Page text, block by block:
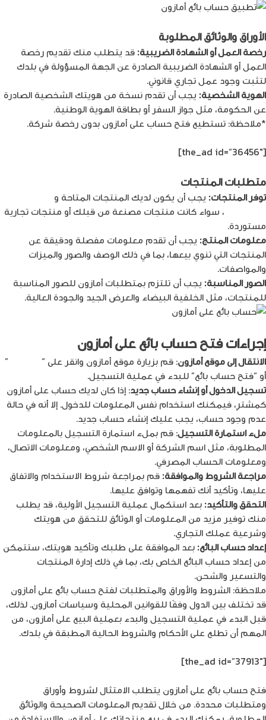
الأوراق والوثائق المطلوبة
رخصة العمل أو الشهادة الضريبية: قد يتطلب منك تقديم رخصة
العمل أو الشهادة الضريبية الصادرة عن الجهة المسؤولة في بلدك
لتثبت وجود عمل تجاري قانوني.
الهوية الشخصية: يجب أن تقدم نسخة من هويتك الشخصية الصادرة
عن الحكومة، مثل جواز السفر أو بطاقة الهوية الوطنية.
*ملاحظة: تستطيع فتح حساب على أمازون بدون رخصة شركة.
[the_ad id=”36456″]
متطلبات المنتجات
توفر المنتجات: يجب أن يكون لديك المنتجات المتاحة و
، سواء كانت منتجات مصنعة من قبلك أو منتجات تجارية
مستوردة.
معلومات المنتج: يجب أن تقدم معلومات مفصلة ودقيقة عن
المنتجات التي تنوي بيعها، بما في ذلك الوصف والصور والميزات
والمواصفات.
الصور المناسبة: يجب أن تلتزم بمتطلبات أمازون للصور المناسبة
للمنتجات، مثل الخلفية البيضاء والعرض الجيد والجودة العالية.
إجراءات فتح حساب بائع على أمازون
الانتقال إلى موقع أمازون: قم بزيارة موقع أمازون وانقر على “
”
أو “فتح حساب بائع” للبدء في عملية التسجيل.
تسجيل الدخول أو إنشاء حساب جديد: إذا كان لديك حساب على أمازون
كمشترٍ، فيمكنك استخدام نفس المعلومات للدخول. إلا أنه في حالة
عدم وجود حساب، يجب عليك إنشاء حساب جديد.
ملء استمارة التسجيل: قم بملء استمارة التسجيل بالمعلومات
المطلوبة، مثل اسم الشركة أو الاسم الشخصي، ومعلومات الاتصال،
ومعلومات الحساب المصرفي.
مراجعة الشروط والموافقة: قم بمراجعة شروط الاستخدام والاتفاق
عليها، وتأكيد أنك تفهمها وتوافق عليها.
التحقق والتأكيد: بعد استكمال عملية التسجيل الأولية، قد يطلب
منك توفير مزيد من المعلومات أو الوثائق للتحقق من هويتك
وشرعية عملك التجاري.
إعداد حساب البائع: بعد الموافقة على طلبك وتأكيد هويتك، ستتمكن
من إعداد حساب البائع الخاص بك، بما في ذلك إدارة المنتجات
والتسعير والشحن.
ملاحظة: الشروط والأوراق والمتطلبات لفتح حساب بائع على أمازون
قد تختلف بين الدول وفقًا للقوانين المحلية وسياسات أمازون. لذلك،
قبل البدء في عملية التسجيل والبدء بعملية البيع على أمازون، من
المهم أن تطلع على الأحكام والشروط الحالية المطبقة في بلدك.
[the_ad id=”37913″]
فتح حساب بائع على أمازون يتطلب الامتثال لشروط وأوراق
ومتطلبات محددة. من خلال تقديم المعلومات الصحيحة والوثائق